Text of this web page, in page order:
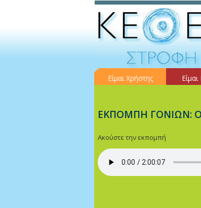
Είμαι Χρήστης
ΕΚΠΟΜΠΗ ΓΟΝΙΩΝ:
Ακούστε την εκπομπή